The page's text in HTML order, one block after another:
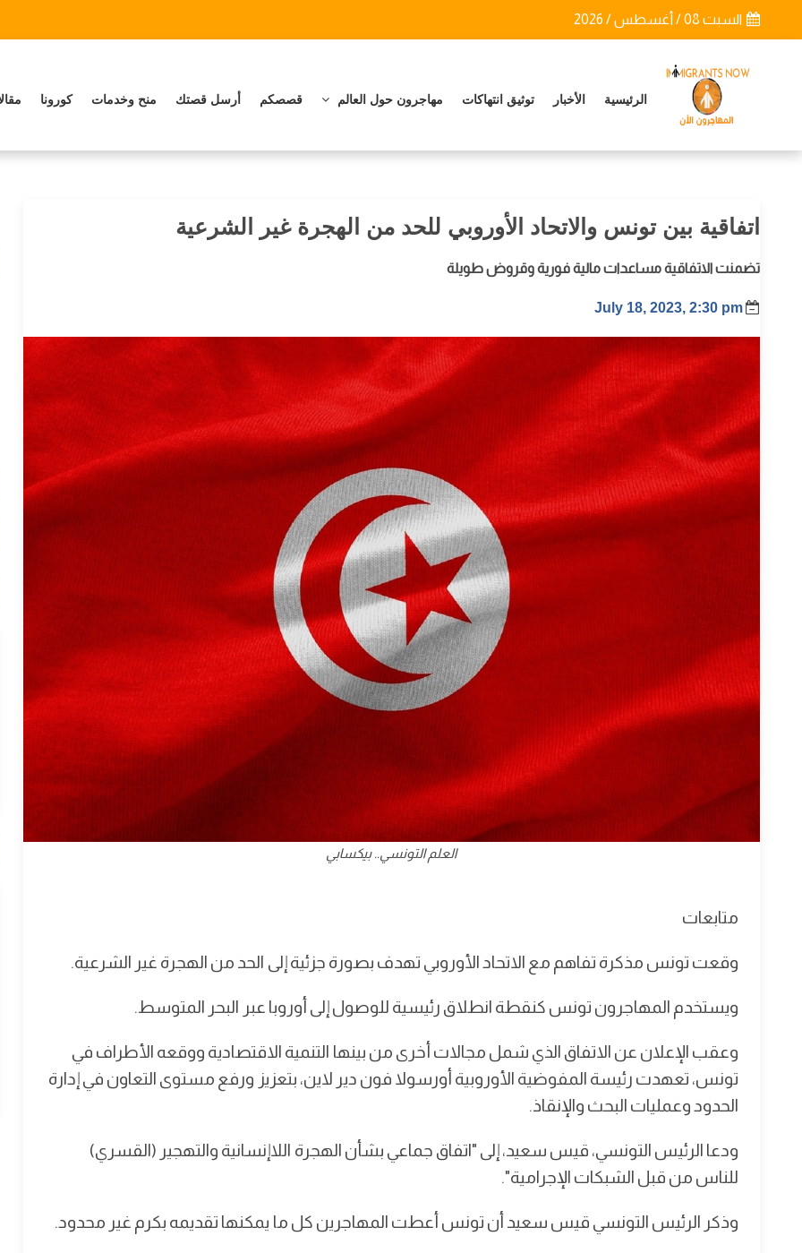
السبت 08 / أغسطس / 2026
الرئيسية الأخبار توثيق انتهاكات مهاجرون حول العالم قصصكم أرسل قصتك منح وخدمات كورونا
اتفاقية بين تونس والاتحاد الأوروبي للحد من الهجرة غير الشرعية
تضمنت الاتفاقية مساعدات مالية فورية وقروض طويلة
July 18, 2023, 2:30 pm
العلم التونسي.. بيكسابي
متابعات
وقعت تونس مذكرة تفاهم مع الاتحاد الأوروبي تهدف بصورة جزئية إلى الحد من الهجرة غير الشرعية.
ويستخدم المهاجرون تونس كنقطة انطلاق رئيسية للوصول إلى أوروبا عبر البحر المتوسط.
وعقب الإعلان عن الاتفاق الذي شمل مجالات أخرى من بينها التنمية الاقتصادية ووقعه الأطراف في
تونس، تعهدت رئيسة المفوضية الأوروبية أورسولا فون دير لاين، بتعزيز ورفع مستوى التعاون في إدارة
الحدود وعمليات البحث والإنقاذ.
ودعا الرئيس التونسي، قيس سعيد، إلى "اتفاق جماعي بشأن الهجرة اللاإنسانية والتهجير (القسري)
للناس من قبل الشبكات الإجرامية".
وذكر الرئيس التونسي قيس سعيد أن تونس أعطت المهاجرين كل ما يمكنها تقديمه بكرم غير محدود.